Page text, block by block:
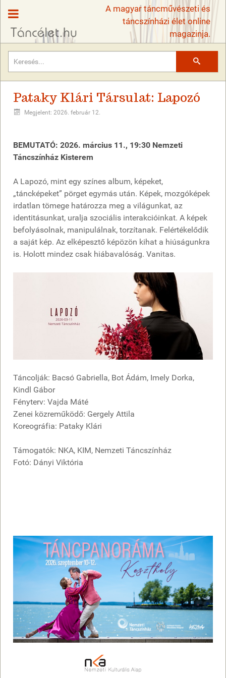
A magyar táncművészeti és
táncszínházi élet online
magazinja.
Pataky Klári Társulat: Lapozó
Megjelent: 2026. február 12.
BEMUTATÓ: 2026. március 11., 19:30 Nemzeti
Táncszínház Kisterem
A Lapozó, mint egy színes album, képeket,
„táncképeket” pörget egymás után. Képek, mozgóképek
irdatlan tömege határozza meg a világunkat, az
identitásunkat, uralja szociális interakcióinkat. A képek
befolyásolnak, manipulálnak, torzítanak. Felértékelődik
a saját kép. Az elképesztő képözön kihat a hiúságunkra
is. Holott mindez csak hiábavalóság. Vanitas.
Táncolják: Bacsó Gabriella, Bot Ádám, Imely Dorka,
Kindl Gábor
Fényterv: Vajda Máté
Zenei közreműködő: Gergely Attila
Koreográfia: Pataky Klári
Támogatók: NKA, KIM, Nemzeti Táncszínház
Fotó: Dányi Viktória